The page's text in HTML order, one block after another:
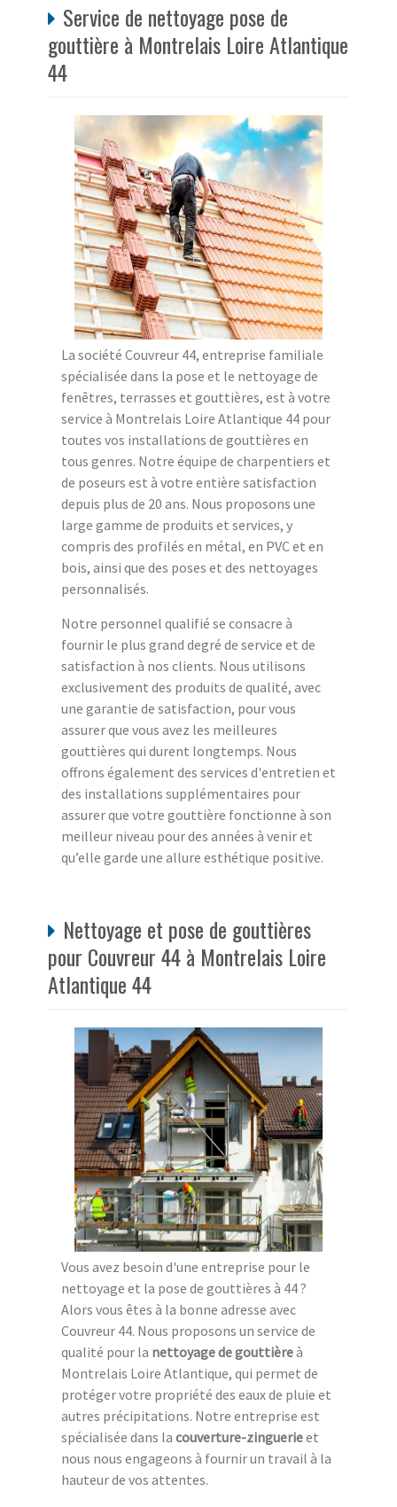
Service de nettoyage pose de
gouttière à Montrelais Loire Atlantique
44
La société Couvreur 44, entreprise familiale
spécialisée dans la pose et le nettoyage de
fenêtres, terrasses et gouttières, est à votre
service à Montrelais Loire Atlantique 44 pour
toutes vos installations de gouttières en
tous genres. Notre équipe de charpentiers et
de poseurs est à votre entière satisfaction
depuis plus de 20 ans. Nous proposons une
large gamme de produits et services, y
compris des profilés en métal, en PVC et en
bois, ainsi que des poses et des nettoyages
personnalisés.
Notre personnel qualifié se consacre à
fournir le plus grand degré de service et de
satisfaction à nos clients. Nous utilisons
exclusivement des produits de qualité, avec
une garantie de satisfaction, pour vous
assurer que vous avez les meilleures
gouttières qui durent longtemps. Nous
offrons également des services d'entretien et
des installations supplémentaires pour
assurer que votre gouttière fonctionne à son
meilleur niveau pour des années à venir et
qu’elle garde une allure esthétique positive.
Nettoyage et pose de gouttières
pour Couvreur 44 à Montrelais Loire
Atlantique 44
Vous avez besoin d'une entreprise pour le
nettoyage et la pose de gouttières à 44 ?
Alors vous êtes à la bonne adresse avec
Couvreur 44. Nous proposons un service de
qualité pour la nettoyage de gouttièreà
Montrelais Loire Atlantique, qui permet de
protéger votre propriété des eaux de pluie et
autres précipitations. Notre entreprise est
spécialisée dans la couverture-zinguerieet
nous nous engageons à fournir un travail à la
hauteur de vos attentes.